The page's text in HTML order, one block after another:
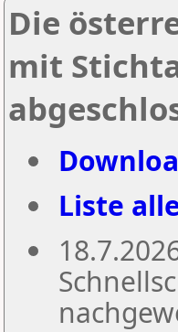
Die
mit
Liste